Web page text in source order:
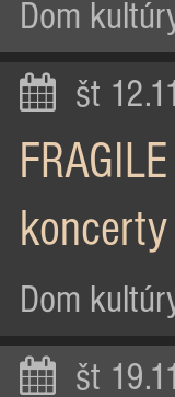
Dom
št
koncerty
Dom
št